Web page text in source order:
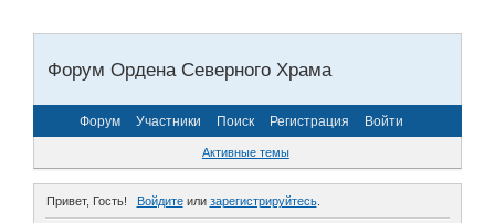
Форум Ордена Северного Храма
Форум Участники Поиск Регистрация Войти
Активные темы
Привет, Гость! Войдитеили зарегистрируйтесь.